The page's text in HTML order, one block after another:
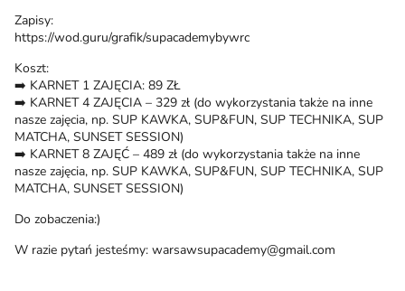
Zapisy:
https://wod.guru/grafik/supacademybywrc
Koszt:
➡️ KARNET 1 ZAJĘCIA: 89 ZŁ
➡️ KARNET 4 ZAJĘCIA – 329 zł (do wykorzystania także na inne
nasze zajęcia, np. SUP KAWKA, SUP&FUN, SUP TECHNIKA, SUP
MATCHA, SUNSET SESSION)
➡️ KARNET 8 ZAJĘĆ – 489 zł (do wykorzystania także na inne
nasze zajęcia, np. SUP KAWKA, SUP&FUN, SUP TECHNIKA, SUP
MATCHA, SUNSET SESSION)
Do zobaczenia:)
W razie pytań jesteśmy: warsawsupacademy@gmail.com